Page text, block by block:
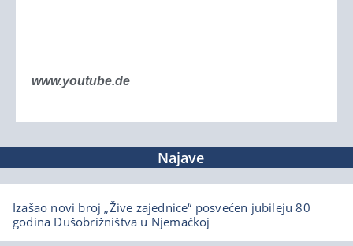
www.youtube.de
Najave
Izašao novi broj „Žive zajednice“ posvećen jubileju 80
godina Dušobrižništva u Njemačkoj